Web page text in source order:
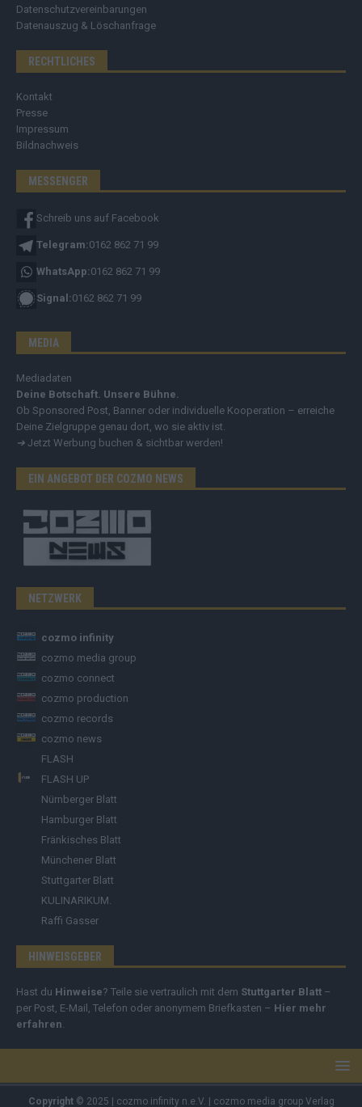
Datenschutzvereinbarungen
Datenauszug & Löschanfrage
RECHTLICHES
Kontakt
Presse
Impressum
Bildnachweis
MESSENGER
Schreib uns auf Facebook
Telegram:0162 862 71 99
WhatsApp:0162 862 71 99
Signal:0162 862 71 99
MEDIA
Mediadaten
Deine Botschaft. Unsere Bühne.
Ob Sponsored Post, Banner oder individuelle Kooperation – erreiche
Deine Zielgruppe genau dort, wo sie aktiv ist.
➔ Jetzt Werbung buchen & sichtbar werden!
EIN ANGEBOT DER COZMO NEWS
NETZWERK
cozmo infinity
cozmo media group
cozmo connect
cozmo production
cozmo records
cozmo news
FLASH
FLASH UP
Nürnberger Blatt
Hamburger Blatt
Fränkisches Blatt
Münchener Blatt
Stuttgarter Blatt
KULINARIKUM.
Raffi Gasser
HINWEISGEBER
Hast du Hinweise? Teile sie vertraulich mit dem Stuttgarter Blatt –
per Post, E-Mail, Telefon oder anonymem Briefkasten – Hier mehr
erfahren.
Copyright© 2025 | cozmo infinity n.e.V. | cozmo media group Verlag